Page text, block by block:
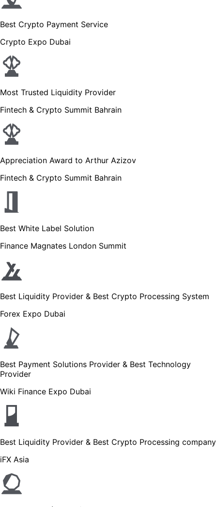
Best Crypto Payment Service
Crypto Expo Dubai
Most Trusted Liquidity Provider
Fintech & Crypto Summit Bahrain
Appreciation Award to Arthur Azizov
Fintech & Crypto Summit Bahrain
Best White Label Solution
Finance Magnates London Summit
Best Liquidity Provider & Best Crypto Processing System
Forex Expo Dubai
Best Payment Solutions Provider & Best Technology
Provider
Wiki Finance Expo Dubai
Best Liquidity Provider & Best Crypto Processing company
iFX Asia